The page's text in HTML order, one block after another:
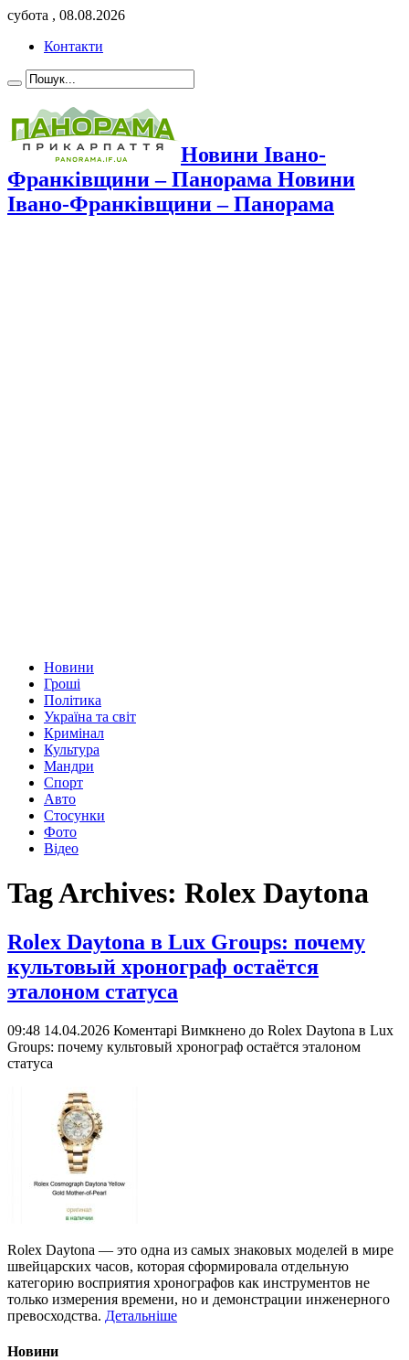
субота , 08.08.2026
Контакти
Новини Івано-
Франківщини – Панорама Новини
Івано-Франківщини – Панорама
Новини
Гроші
Політика
Україна та світ
Кримінал
Культура
Мандри
Спорт
Авто
Стосунки
Фото
Відео
Tag Archives: Rolex Daytona
Rolex Daytona в Lux Groups: почему
культовый хронограф остаётся
эталоном статуса
09:48 14.04.2026 Коментарі Вимкнено до Rolex Daytona в Lux
Groups: почему культовый хронограф остаётся эталоном
статуса
Rolex Daytona — это одна из самых знаковых моделей в мире
швейцарских часов, которая сформировала отдельную
категорию восприятия хронографов как инструментов не
только измерения времени, но и демонстрации инженерного
превосходства. Детальніше
Новини